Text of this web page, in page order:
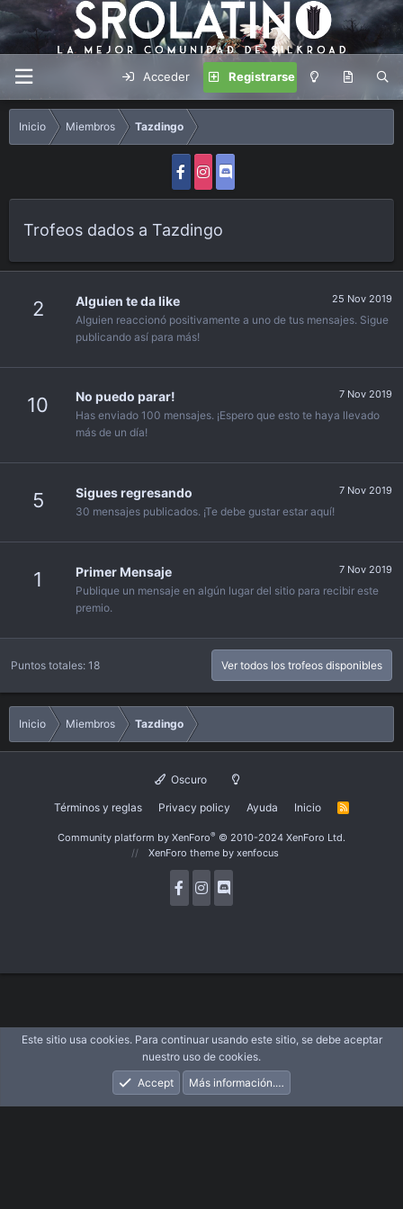
Acceder Registrarse
Inicio Miembros Tazdingo
Trofeos dados a Tazdingo
2 25 Nov 2019
Alguien te da like
Alguien reaccionó positivamente a uno de tus mensajes. Sigue
publicando así para más!
10 7 Nov 2019
No puedo parar!
Has enviado 100 mensajes. ¡Espero que esto te haya llevado
más de un día!
5 7 Nov 2019
Sigues regresando
30 mensajes publicados. ¡Te debe gustar estar aquí!
1 7 Nov 2019
Primer Mensaje
Publique un mensaje en algún lugar del sitio para recibir este
premio.
Puntos totales: 18 Ver todos los trofeos disponibles
Inicio Miembros Tazdingo
Oscuro
Términos y reglas Privacy policy Ayuda Inicio
R
Community platform by XenForo® © 2010-2024 XenForo Ltd.
XenForo theme by xenfocus
Novedades Acceder Registrarse
Este sitio usa cookies. Para continuar usando este sitio, se debe aceptar
nuestro uso de cookies.
Accept
Más información.…